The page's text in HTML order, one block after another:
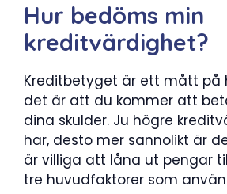
Hur bedöms min
kreditvärdighet?
Kreditbetyget är ett mått på
det är att du kommer att
dina skulder. Ju högre
har, desto mer sannolikt är
är villiga att låna ut pengar
tre huvudfaktorer som